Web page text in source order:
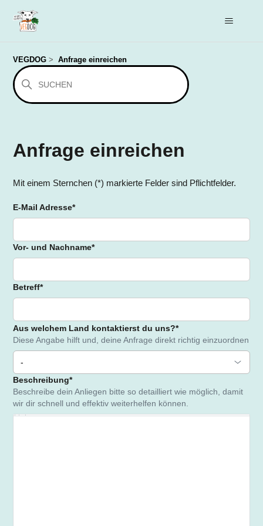
VEGDOG Anfrage einreichen
Anfrage einreichen
Mit einem Sternchen (*) markierte Felder sind Pflichtfelder.
E-Mail Adresse*
Vor- und Nachname*
Betreff*
Aus welchem Land kontaktierst du uns?*
Diese Angabe hilft und, deine Anfrage direkt richtig einzuordnen
-
Beschreibung*
Beschreibe dein Anliegen bitte so detailliert wie möglich, damit
wir dir schnell und effektiv weiterhelfen können.